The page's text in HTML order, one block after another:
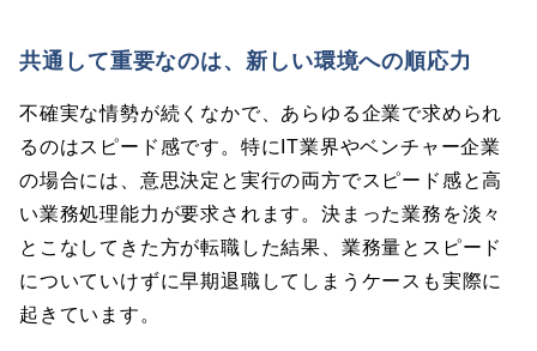
共通して重要なのは、新しい環境への順応力
不確実な情勢が続くなかで、あらゆる企業で求められ
るのはスピード感です。特にIT業界やベンチャー企業
の場合には、意思決定と実行の両方でスピード感と高
い業務処理能力が要求されます。決まった業務を淡々
とこなしてきた方が転職した結果、業務量とスピード
についていけずに早期退職してしまうケースも実際に
起きています。